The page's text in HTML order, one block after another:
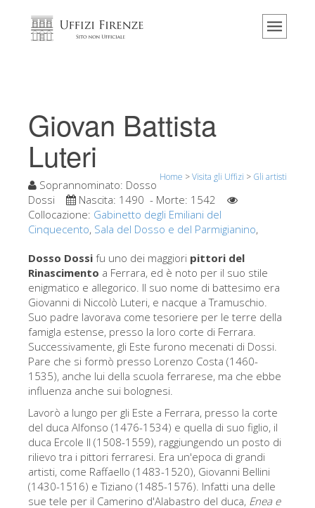
Home
Eventi e mostre
Visita gli Uffizi
Prenota ora
Tour virtuale
Le opere
Le sale
Gli artisti
Le nuove sale
Musei di Firenze
Galleria dell'Accademia
Galleria Palatina
Museo delle Cappelle Medicee
Giovan Battista
Luteri
Home >Visita gli Uffizi > Gli artisti
Soprannominato: Dosso
Dossi
Nascita: 1490 - Morte: 1542
Collocazione: Gabinetto degli Emiliani del
Cinquecento, Sala del Dosso e del Parmigianino,
Dosso Dossi fu uno dei maggiori pittori del
Rinascimento a Ferrara, ed è noto per il suo stile
enigmatico e allegorico. Il suo nome di battesimo era
Giovanni di Niccolò Luteri, e nacque a Tramuschio.
Suo padre lavorava come tesoriere per le terre della
famigla estense, presso la loro corte di Ferrara.
Successivamente, gli Este furono mecenati di Dossi.
Pare che si formò presso Lorenzo Costa (1460-
1535), anche lui della scuola ferrarese, ma che ebbe
influenza anche sui bolognesi.
Lavorò a lungo per gli Este a Ferrara, presso la corte
del duca Alfonso (1476-1534) e quella di suo figlio, il
duca Ercole II (1508-1559), raggiungendo un posto di
rilievo tra i pittori ferraresi. Era un'epoca di grandi
artisti, come Raffaello (1483-1520), Giovanni Bellini
(1430-1516) e Tiziano (1485-1576). Infatti una delle
sue tele per il Camerino d'Alabastro del duca, Enea e